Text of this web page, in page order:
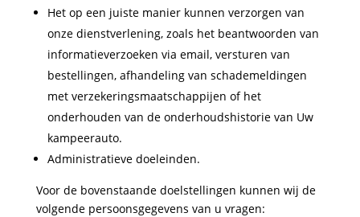
Het op een juiste manier kunnen verzorgen van
onze dienstverlening, zoals het beantwoorden van
informatieverzoeken via email, versturen van
bestellingen, afhandeling van schademeldingen
met verzekeringsmaatschappijen of het
onderhouden van de onderhoudshistorie van Uw
kampeerauto.
Administratieve doeleinden.
Voor de bovenstaande doelstellingen kunnen wij de
volgende persoonsgegevens van u vragen: